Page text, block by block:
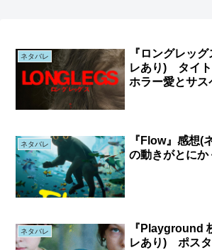
ネタバレ
『ロングレッ
レあり) タイト
ホラー愛とサス
ネタバレ
『Flow』感想
の動きがとにか
ネタバレ
『Playground
レあり) ポス